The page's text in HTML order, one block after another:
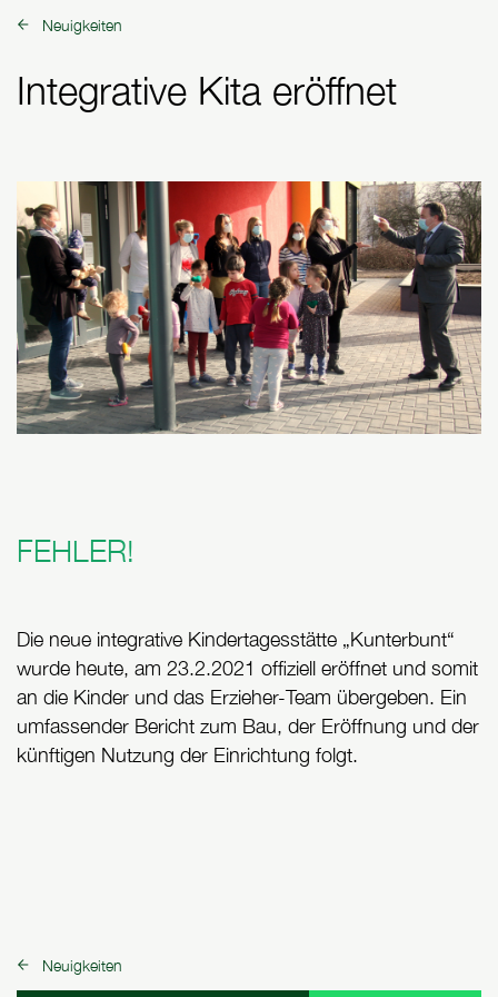
zurück zu:
Neuigkeiten
Integrative Kita eröffnet
FEHLER!
Die neue integrative Kindertagesstätte „Kunterbunt“
wurde heute, am 23.2.2021 offiziell eröffnet und somit
an die Kinder und das Erzieher-Team übergeben. Ein
umfassender Bericht zum Bau, der Eröffnung und der
künftigen Nutzung der Einrichtung folgt.
zurück zu:
Neuigkeiten